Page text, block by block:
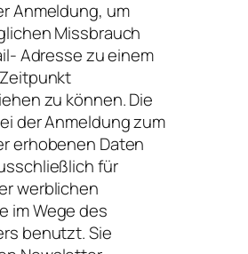
Anmeldung, um
Missbrauch
Adresse zu einem
zu können. Die
der Anmeldung zum
erhobenen Daten
für
werblichen
im Wege des
benutzt. Sie